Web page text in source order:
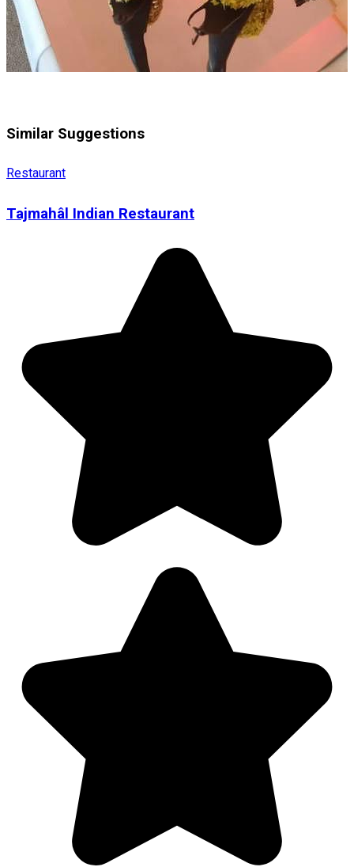
Similar Suggestions
Restaurant
Tajmahâl Indian Restaurant